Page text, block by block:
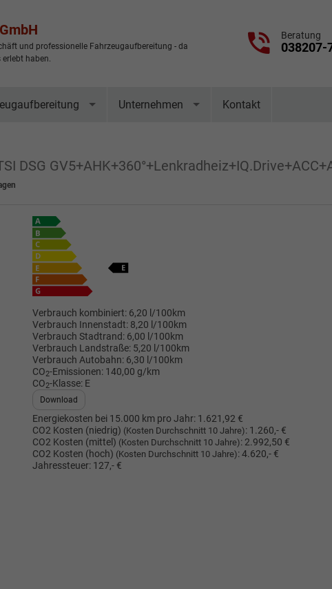
und professionelle Fahrzeugaufbereitung - da
erlebt haben.
Beratung
038207-
Unternehmen Kontakt
DSG
Verbrauch kombiniert: 6,20 l/100km
Verbrauch Innenstadt: 8,20 l/100km
Verbrauch Stadtrand: 6,00 l/100km
Verbrauch Landstraße: 5,20 l/100km
Verbrauch Autobahn: 6,30 l/100km
CO2-Emissionen: 140,00 g/km
CO2-Klasse: E
Download
Energiekosten bei 15.000 km pro Jahr: 1.621,92 €
CO2 Kosten (niedrig) (Kosten Durchschnitt 10 Jahre): 1.260,- €
CO2 Kosten (mittel) (Kosten Durchschnitt 10 Jahre): 2.992,50 €
CO2 Kosten (hoch) (Kosten Durchschnitt 10 Jahre):4.620,- €
Jahressteuer: 127,- €